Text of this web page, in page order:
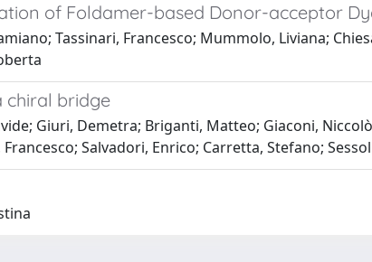
of Foldamer-based Donor-acceptor
Tassinari, Francesco; Mummolo, Liviana;
chiral bridge
Giuri, Demetra; Briganti, Matteo; Giaconi,
Salvadori, Enrico; Carretta, Stefano;